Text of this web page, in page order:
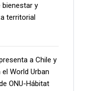
y
territorial
a Chile y
el World Urban
ONU-Hábitat